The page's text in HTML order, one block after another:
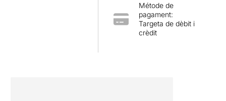
Métode de
pagament:
Targeta de dèbit i
crèdit